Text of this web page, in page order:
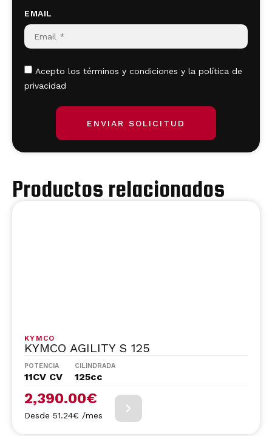
EMAIL
Acepto los términos y condiciones y la política de
privacidad
ENVIAR SOLICITUD
Productos relacionados
KYMCO
KYMCO AGILITY S 125
POTENCIA
11CV CV
CILINDRADA
125cc
2,390.00€
Desde 51.24€ /mes